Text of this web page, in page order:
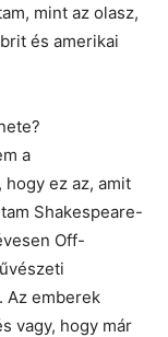
mint az olasz,
és amerikai
a
hogy ez az, amit
Shakespeare-
Off-
Az emberek
vagy, hogy már